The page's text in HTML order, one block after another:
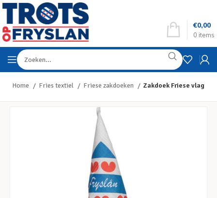
0 items
€0,00
Home Fries textiel Friese zakdoeken Zakdoek Friese vlag